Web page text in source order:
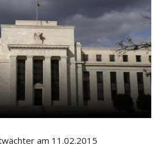
am 11.02.2015